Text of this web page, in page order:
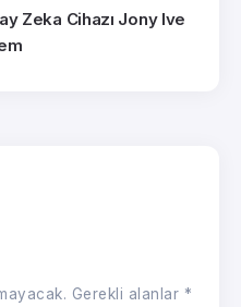
Zeka Cihazı Jony Ive
Gerekli alanlar *